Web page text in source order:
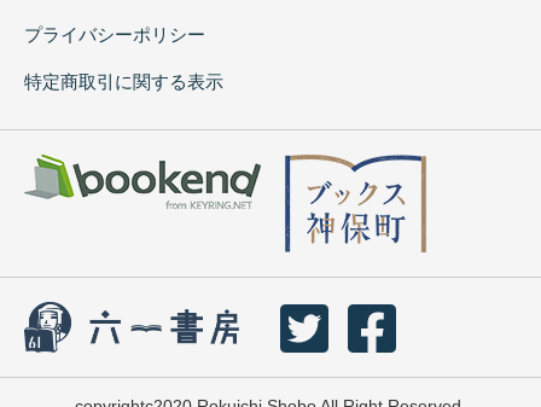
プライバシーポリシー
特定商取引に関する表示